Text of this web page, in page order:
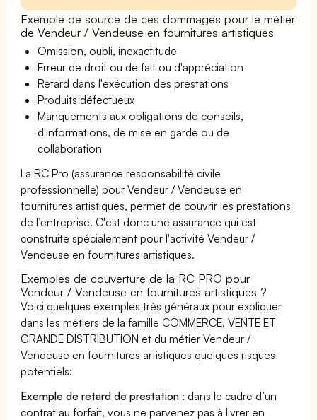
Exemple de source de ces dommages pour le métier
de Vendeur / Vendeuse en fournitures artistiques
Omission, oubli, inexactitude
Erreur de droit ou de fait ou d'appréciation
Retard dans l'exécution des prestations
Produits défectueux
Manquements aux obligations de conseils,
d'informations, de mise en garde ou de
collaboration
La RC Pro (assurance responsabilité civile
professionnelle) pour Vendeur / Vendeuse en
fournitures artistiques, permet de couvrir les prestations
de l’entreprise. C'est donc une assurance qui est
construite spécialement pour l'activité Vendeur /
Vendeuse en fournitures artistiques.
Exemples de couverture de la RC PRO pour
Vendeur / Vendeuse en fournitures artistiques ?
Voici quelques exemples très généraux pour expliquer
dans les métiers de la famille COMMERCE, VENTE ET
GRANDE DISTRIBUTION et du métier Vendeur /
Vendeuse en fournitures artistiques quelques risques
potentiels:
Exemple de retard de prestation : dans le cadre d’un
contrat au forfait, vous ne parvenez pas à livrer en